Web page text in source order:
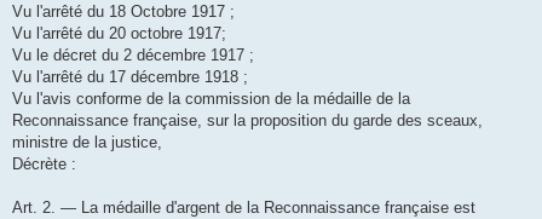
Vu l'arrêté du 18 Octobre 1917 ;
Vu l'arrêté du 20 octobre 1917;
Vu le décret du 2 décembre 1917 ;
Vu l'arrêté du 17 décembre 1918 ;
Vu l'avis conforme de la commission de la médaille de la
Reconnaissance française, sur la proposition du garde des sceaux,
ministre de la justice,
Décrète :
Art. 2. — La médaille d'argent de la Reconnaissance française est